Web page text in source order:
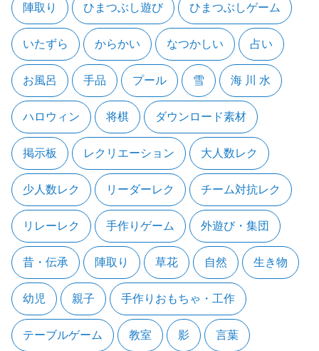
陣取り ひまつぶし遊び ひまつぶしゲーム
いたずら からかい なつかしい 占い
お風呂 手品 プール 雪 海 川 水
ハロウィン 将棋 ダウンロード素材
掲示板 レクリエーション 大人数レク
少人数レク リーダーレク チーム対抗レク
リレーレク 手作りゲーム 外遊び・集団
昔・伝承 陣取り 草花 自然 生き物
幼児 親子 手作りおもちゃ・工作
テーブルゲーム 教室 影 言葉